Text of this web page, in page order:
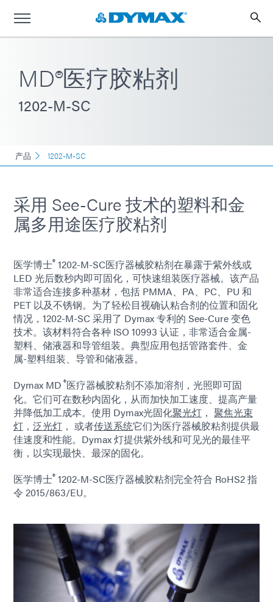
MD®医疗胶粘剂
1202-M-SC
产品 1202-M-SC
采用 See-Cure 技术的塑料和金
属多用途医疗胶粘剂
医学博士® 1202-M-SC医疗器械胶粘剂在暴露于紫外线或
LED 光后数秒内即可固化，可快速组装医疗器械。该产品
非常适合连接多种基材，包括 PMMA、PA、PC、PU 和
PET 以及不锈钢。为了轻松目视确认粘合剂的位置和固化
情况，1202-M-SC 采用了 Dymax 专利的 See-Cure 变色
技术。该材料符合各种 ISO 10993 认证，非常适合金属-
塑料、储液器和导管组装。典型应用包括管路套件、金
属-塑料组装、导管和储液器。
Dymax MD ®医疗器械胶粘剂不添加溶剂，光照即可固
化。它们可在数秒内固化，从而加快加工速度、提高产量
并降低加工成本。使用 Dymax光固化聚光灯 ， 聚焦光束
灯 ， 泛光灯 ， 或者传送系统它们为医疗器械胶粘剂提供最
佳速度和性能。Dymax 灯提供紫外线和可见光的最佳平
衡，以实现最快、最深的固化。
医学博士® 1202-M-SC医疗器械胶粘剂完全符合 RoHS2 指
令 2015/863/EU。